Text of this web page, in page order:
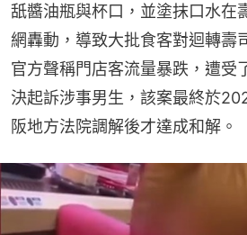
舐醬油瓶與杯口，並塗抹口水在
網轟動，導致大批食客對迴轉壽
官方聲稱門店客流量暴跌，遭受
決起訴涉事男生，該案最終於
阪地方法院調解後才達成和解。